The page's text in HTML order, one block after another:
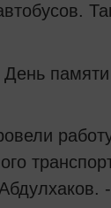
День